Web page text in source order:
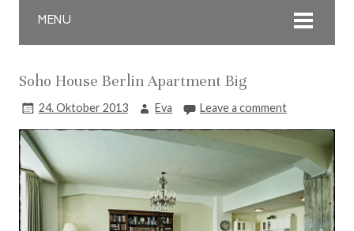
MENU
Soho House Berlin Apartment Big
24. Oktober 2013 Eva Leave a comment